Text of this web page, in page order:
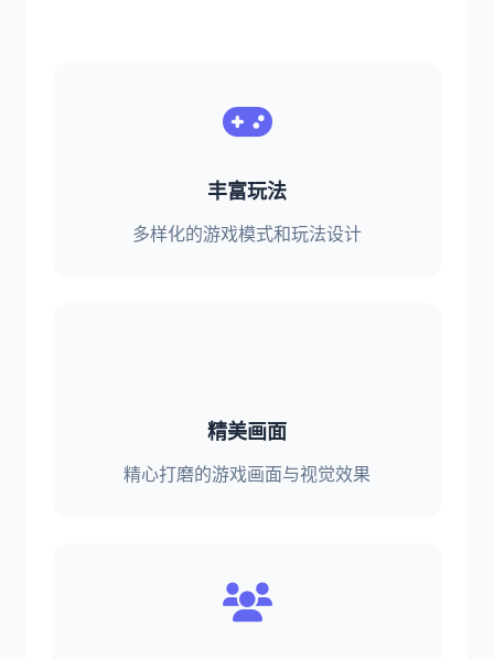
丰富玩法
多样化的游戏模式和玩法设计
精美画面
精心打磨的游戏画面与视觉效果